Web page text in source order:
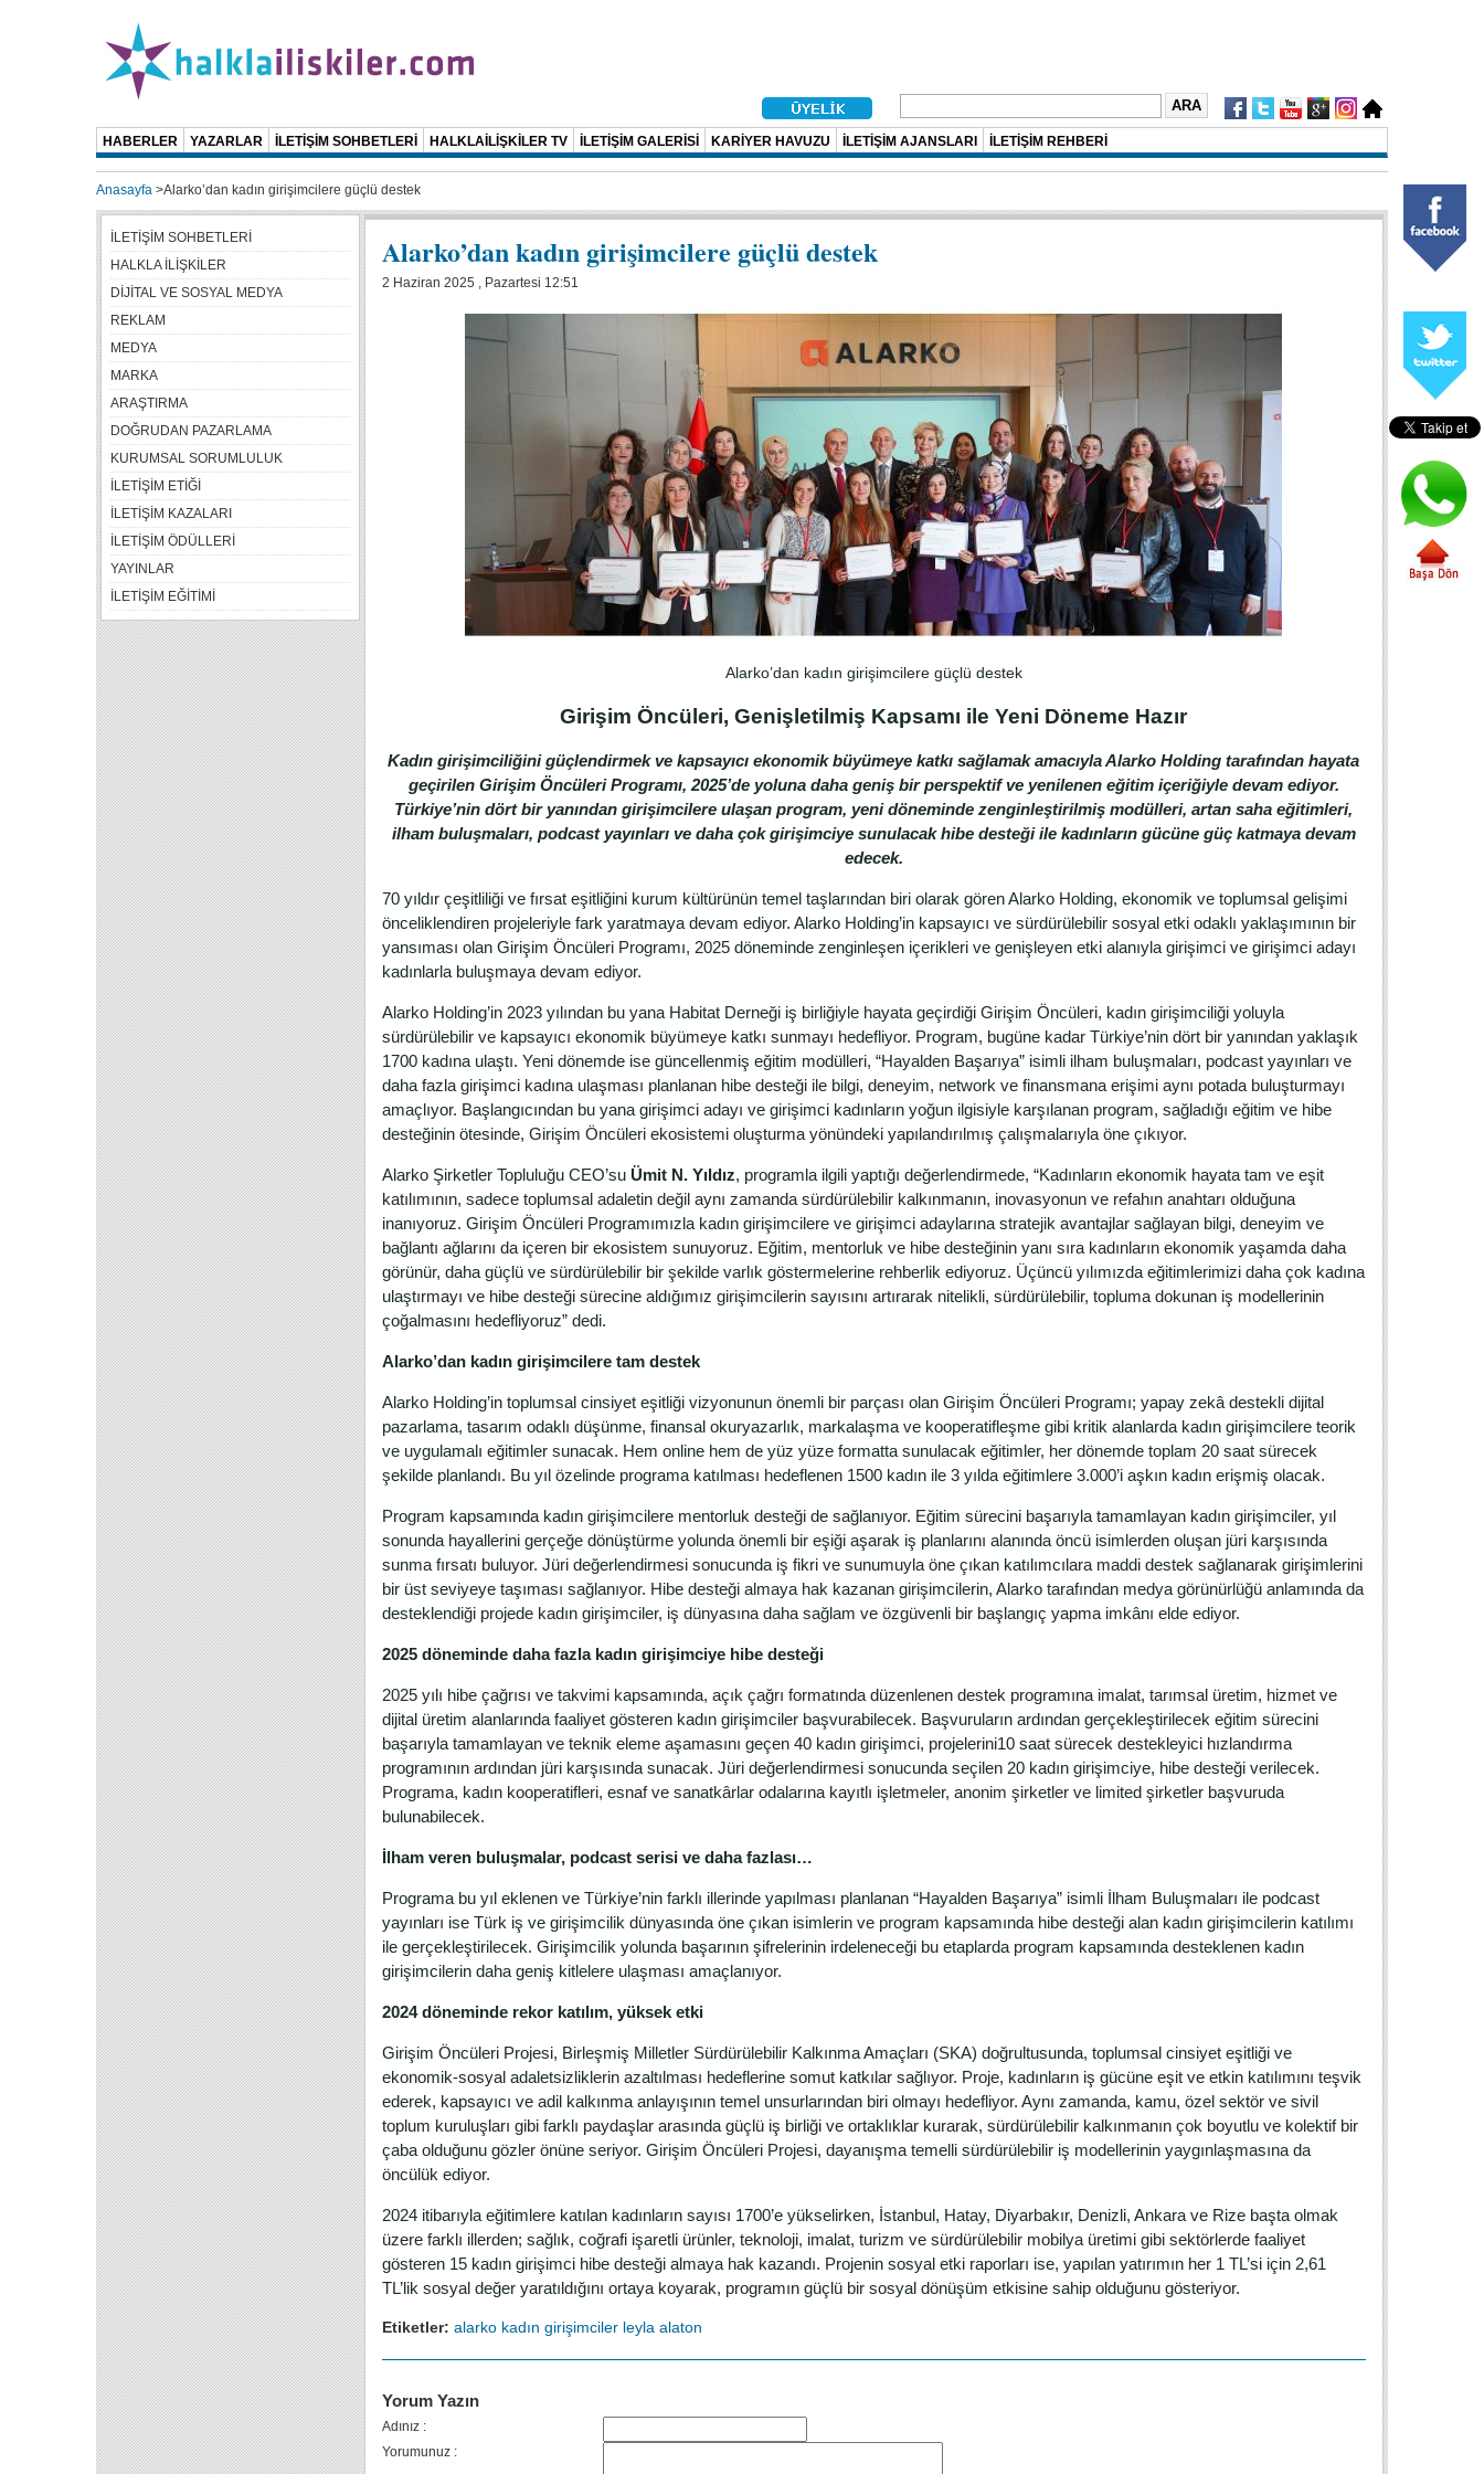
HABERLER YAZARLAR İLETİŞİM SOHBETLERİ HALKLAİLİŞKİLER TV İLETİŞİM GALERİSİ KARİYER HAVUZU İLETİŞİM AJANSLARI İLETİŞİM REHBERİ
Anasayfa >Alarko’dan kadın girişimcilere güçlü destek
Alarko’dan kadın girişimcilere güçlü destek
2 Haziran 2025 , Pazartesi 12:51
Alarko’dan kadın girişimcilere güçlü destek
Girişim Öncüleri, Genişletilmiş Kapsamı ile Yeni Döneme Hazır
Kadın girişimciliğini güçlendirmek ve kapsayıcı ekonomik büyümeye katkı sağlamak amacıyla Alarko Holding tarafından hayata
geçirilen Girişim Öncüleri Programı, 2025’de yoluna daha geniş bir perspektif ve yenilenen eğitim içeriğiyle devam ediyor.
Türkiye’nin dört bir yanından girişimcilere ulaşan program, yeni döneminde zenginleştirilmiş modülleri, artan saha eğitimleri,
ilham buluşmaları, podcast yayınları ve daha çok girişimciye sunulacak hibe desteği ile kadınların gücüne güç katmaya devam
edecek.
70 yıldır çeşitliliği ve fırsat eşitliğini kurum kültürünün temel taşlarından biri olarak gören Alarko Holding, ekonomik ve toplumsal gelişimi
önceliklendiren projeleriyle fark yaratmaya devam ediyor. Alarko Holding’in kapsayıcı ve sürdürülebilir sosyal etki odaklı yaklaşımının bir
yansıması olan Girişim Öncüleri Programı, 2025 döneminde zenginleşen içerikleri ve genişleyen etki alanıyla girişimci ve girişimci adayı
kadınlarla buluşmaya devam ediyor.
Alarko Holding’in 2023 yılından bu yana Habitat Derneği iş birliğiyle hayata geçirdiği Girişim Öncüleri, kadın girişimciliği yoluyla
sürdürülebilir ve kapsayıcı ekonomik büyümeye katkı sunmayı hedefliyor. Program, bugüne kadar Türkiye’nin dört bir yanından yaklaşık
1700 kadına ulaştı. Yeni dönemde ise güncellenmiş eğitim modülleri, “Hayalden Başarıya” isimli ilham buluşmaları, podcast yayınları ve
daha fazla girişimci kadına ulaşması planlanan hibe desteği ile bilgi, deneyim, network ve finansmana erişimi aynı potada buluşturmayı
amaçlıyor. Başlangıcından bu yana girişimci adayı ve girişimci kadınların yoğun ilgisiyle karşılanan program, sağladığı eğitim ve hibe
desteğinin ötesinde, Girişim Öncüleri ekosistemi oluşturma yönündeki yapılandırılmış çalışmalarıyla öne çıkıyor.
Alarko Şirketler Topluluğu CEO’su Ümit N. Yıldız, programla ilgili yaptığı değerlendirmede, “Kadınların ekonomik hayata tam ve eşit
katılımının, sadece toplumsal adaletin değil aynı zamanda sürdürülebilir kalkınmanın, inovasyonun ve refahın anahtarı olduğuna
inanıyoruz. Girişim Öncüleri Programımızla kadın girişimcilere ve girişimci adaylarına stratejik avantajlar sağlayan bilgi, deneyim ve
bağlantı ağlarını da içeren bir ekosistem sunuyoruz. Eğitim, mentorluk ve hibe desteğinin yanı sıra kadınların ekonomik yaşamda daha
görünür, daha güçlü ve sürdürülebilir bir şekilde varlık göstermelerine rehberlik ediyoruz. Üçüncü yılımızda eğitimlerimizi daha çok kadına
ulaştırmayı ve hibe desteği sürecine aldığımız girişimcilerin sayısını artırarak nitelikli, sürdürülebilir, topluma dokunan iş modellerinin
çoğalmasını hedefliyoruz” dedi.
Alarko’dan kadın girişimcilere tam destek
Alarko Holding’in toplumsal cinsiyet eşitliği vizyonunun önemli bir parçası olan Girişim Öncüleri Programı; yapay zekâ destekli dijital
pazarlama, tasarım odaklı düşünme, finansal okuryazarlık, markalaşma ve kooperatifleşme gibi kritik alanlarda kadın girişimcilere teorik
ve uygulamalı eğitimler sunacak. Hem online hem de yüz yüze formatta sunulacak eğitimler, her dönemde toplam 20 saat sürecek
şekilde planlandı. Bu yıl özelinde programa katılması hedeflenen 1500 kadın ile 3 yılda eğitimlere 3.000’i aşkın kadın erişmiş olacak.
Program kapsamında kadın girişimcilere mentorluk desteği de sağlanıyor. Eğitim sürecini başarıyla tamamlayan kadın girişimciler, yıl
sonunda hayallerini gerçeğe dönüştürme yolunda önemli bir eşiği aşarak iş planlarını alanında öncü isimlerden oluşan jüri karşısında
sunma fırsatı buluyor. Jüri değerlendirmesi sonucunda iş fikri ve sunumuyla öne çıkan katılımcılara maddi destek sağlanarak girişimlerini
bir üst seviyeye taşıması sağlanıyor. Hibe desteği almaya hak kazanan girişimcilerin, Alarko tarafından medya görünürlüğü anlamında da
desteklendiği projede kadın girişimciler, iş dünyasına daha sağlam ve özgüvenli bir başlangıç yapma imkânı elde ediyor.
2025 döneminde daha fazla kadın girişimciye hibe desteği
2025 yılı hibe çağrısı ve takvimi kapsamında, açık çağrı formatında düzenlenen destek programına imalat, tarımsal üretim, hizmet ve
dijital üretim alanlarında faaliyet gösteren kadın girişimciler başvurabilecek. Başvuruların ardından gerçekleştirilecek eğitim sürecini
başarıyla tamamlayan ve teknik eleme aşamasını geçen 40 kadın girişimci, projelerini10 saat sürecek destekleyici hızlandırma
programının ardından jüri karşısında sunacak. Jüri değerlendirmesi sonucunda seçilen 20 kadın girişimciye, hibe desteği verilecek.
Programa, kadın kooperatifleri, esnaf ve sanatkârlar odalarına kayıtlı işletmeler, anonim şirketler ve limited şirketler başvuruda
bulunabilecek.
İlham veren buluşmalar, podcast serisi ve daha fazlası…
Programa bu yıl eklenen ve Türkiye’nin farklı illerinde yapılması planlanan “Hayalden Başarıya” isimli İlham Buluşmaları ile podcast
yayınları ise Türk iş ve girişimcilik dünyasında öne çıkan isimlerin ve program kapsamında hibe desteği alan kadın girişimcilerin katılımı
ile gerçekleştirilecek. Girişimcilik yolunda başarının şifrelerinin irdeleneceği bu etaplarda program kapsamında desteklenen kadın
girişimcilerin daha geniş kitlelere ulaşması amaçlanıyor.
2024 döneminde rekor katılım, yüksek etki
Girişim Öncüleri Projesi, Birleşmiş Milletler Sürdürülebilir Kalkınma Amaçları (SKA) doğrultusunda, toplumsal cinsiyet eşitliği ve
ekonomik-sosyal adaletsizliklerin azaltılması hedeflerine somut katkılar sağlıyor. Proje, kadınların iş gücüne eşit ve etkin katılımını teşvik
ederek, kapsayıcı ve adil kalkınma anlayışının temel unsurlarından biri olmayı hedefliyor. Aynı zamanda, kamu, özel sektör ve sivil
toplum kuruluşları gibi farklı paydaşlar arasında güçlü iş birliği ve ortaklıklar kurarak, sürdürülebilir kalkınmanın çok boyutlu ve kolektif bir
çaba olduğunu gözler önüne seriyor. Girişim Öncüleri Projesi, dayanışma temelli sürdürülebilir iş modellerinin yaygınlaşmasına da
öncülük ediyor.
2024 itibarıyla eğitimlere katılan kadınların sayısı 1700’e yükselirken, İstanbul, Hatay, Diyarbakır, Denizli, Ankara ve Rize başta olmak
üzere farklı illerden; sağlık, coğrafi işaretli ürünler, teknoloji, imalat, turizm ve sürdürülebilir mobilya üretimi gibi sektörlerde faaliyet
gösteren 15 kadın girişimci hibe desteği almaya hak kazandı. Projenin sosyal etki raporları ise, yapılan yatırımın her 1 TL’si için 2,61
TL’lik sosyal değer yaratıldığını ortaya koyarak, programın güçlü bir sosyal dönüşüm etkisine sahip olduğunu gösteriyor.
Etiketler: alarko kadın girişimciler leyla alaton
Yorum Yazın
Adınız :
Yorumunuz :
İLETİŞİM SOHBETLERİ
HALKLA İLİŞKİLER
DİJİTAL VE SOSYAL MEDYA
REKLAM
MEDYA
MARKA
ARAŞTIRMA
DOĞRUDAN PAZARLAMA
KURUMSAL SORUMLULUK
İLETİŞİM ETİĞİ
İLETİŞİM KAZALARI
İLETİŞİM ÖDÜLLERİ
YAYINLAR
İLETİŞİM EĞİTİMİ